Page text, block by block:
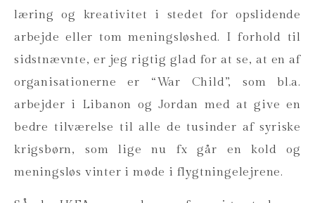
læring og kreativitet i stedet for opslidende
arbejde eller tom meningsløshed. I forhold til
sidstnævnte, er jeg rigtig glad for at se, at en af
organisationerne er “War Child”, som bl.a.
arbejder i Libanon og Jordan med at give en
bedre tilværelse til alle de tusinder af syriske
krigsbørn, som lige nu fx går en kold og
meningsløs vinter i møde i flygtningelejrene.